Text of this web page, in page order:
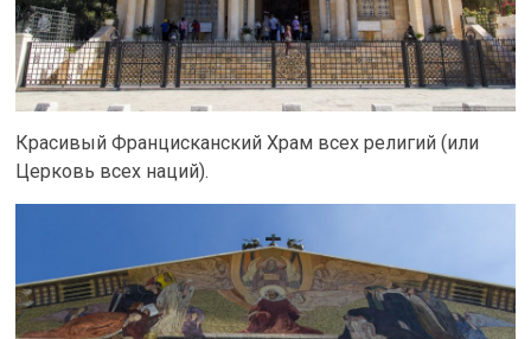
Красивый Францисканский Храм всех религий (или
Церковь всех наций).